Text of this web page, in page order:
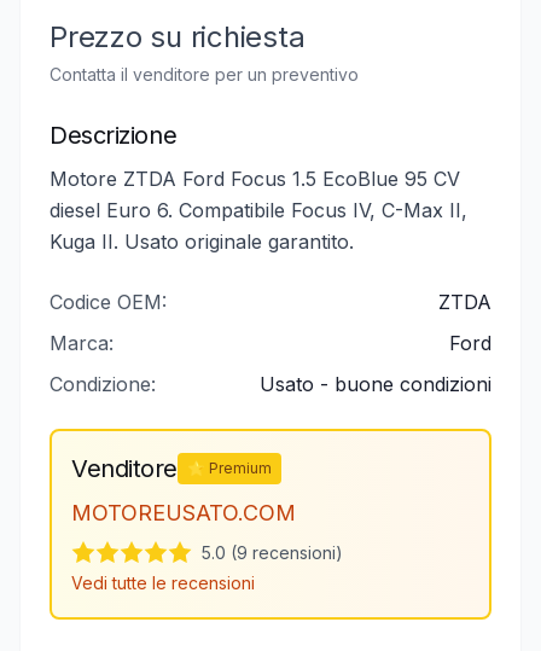
Prezzo su richiesta
Contatta il venditore per un preventivo
Descrizione
Motore ZTDA Ford Focus 1.5 EcoBlue 95 CV
diesel Euro 6. Compatibile Focus IV, C-Max II,
Kuga II. Usato originale garantito.
Codice OEM:
ZTDA
Marca:
Ford
Condizione:
Usato - buone condizioni
Venditore ⭐ Premium
MOTOREUSATO.COM
5.0 (9 recensioni)
Vedi tutte le recensioni